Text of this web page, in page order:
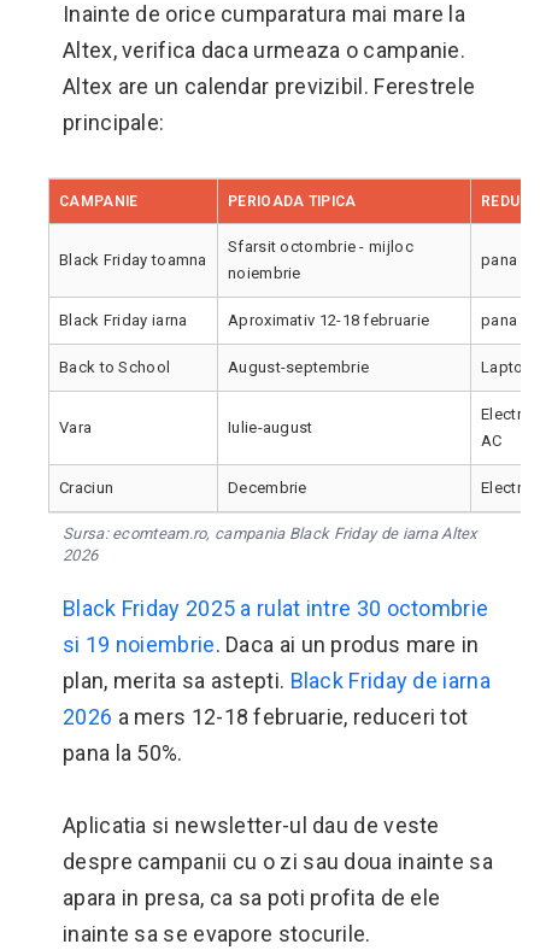
Inainte de orice cumparatura mai mare la
Altex, verifica daca urmeaza o campanie.
Altex are un calendar previzibil. Ferestrele
principale:
CAMPANIE PERIOADA TIPICA
Black Friday toamna
Sfarsit octombrie - mijloc
noiembrie
pana la
Black Friday iarna Aproximativ 12-18 februarie pana la
Back to School August-septembrie
Vara Iulie-august
AC
Craciun Decembrie
Sursa: ecomteam.ro, campania Black Friday de iarna Altex
2026
Black Friday 2025 a rulat intre 30 octombrie
si 19 noiembrie. Daca ai un produs mare in
plan, merita sa astepti. Black Friday de iarna
2026 a mers 12-18 februarie, reduceri tot
pana la 50%.
Aplicatia si newsletter-ul dau de veste
despre campanii cu o zi sau doua inainte sa
apara in presa, ca sa poti profita de ele
inainte sa se evapore stocurile.